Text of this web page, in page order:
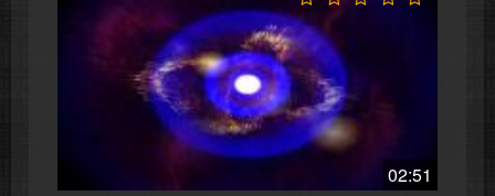
02:51